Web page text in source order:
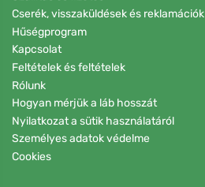
Cserék, visszaküldések és reklamációk
Hűségprogram
Kapcsolat
Feltételek és feltételek
Rólunk
Hogyan mérjük a láb hosszát
Nyilatkozat a sütik használatáról
Személyes adatok védelme
Cookies